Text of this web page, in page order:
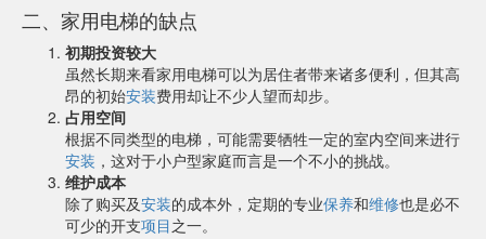
二、家用电梯的缺点
初期投资较大
虽然长期来看家用电梯可以为居住者带来诸多便利，但其高
昂的初始安装费用却让不少人望而却步。
占用空间
根据不同类型的电梯，可能需要牺牲一定的室内空间来进行
安装 ，这对于小户型家庭而言是一个不小的挑战。
维护成本
除了购买及安装的成本外，定期的专业保养和维修也是必不
可少的开支项目之一。